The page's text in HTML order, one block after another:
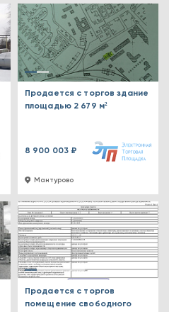
Мантурово
Продается с торгов здание
площадью 2 679 м²
8 900 003 ₽
Продается с торгов
помещение свободного